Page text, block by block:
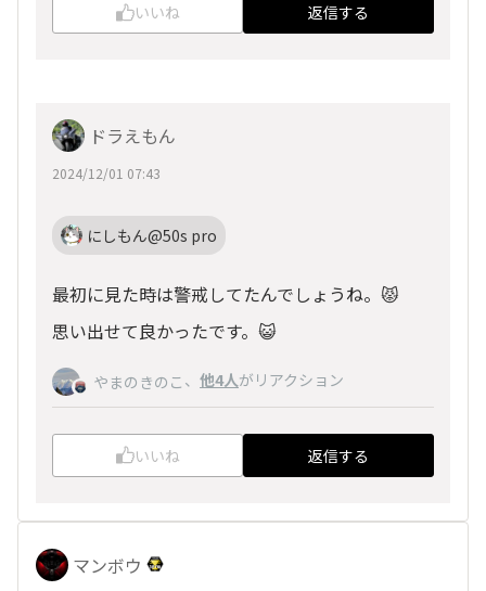
いいね 返信する
ドラえもん
2024/12/01 07:43
にしもん@50s pro
最初に見た時は警戒してたんでしょうね。😾
思い出せて良かったです。😺
やまのきのこ 、 他4人がリアクション
いいね 返信する
マンボウ